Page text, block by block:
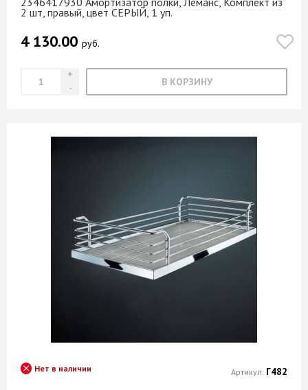
2 шт, правый, цвет СЕРЫЙ, 1 уп.
4 130.00 руб.
В КОРЗИНУ
Нет в наличии Артикул: Г482